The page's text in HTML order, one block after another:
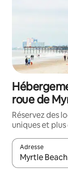
roue de
Réservez des
uniques et
Adresse
Lorsque les